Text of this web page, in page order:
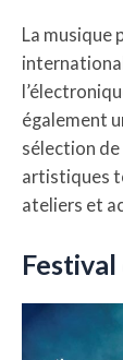
La musique
également
sélection
artistiques
ateliers et